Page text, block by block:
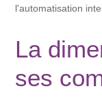
l'automatisation
La
ses